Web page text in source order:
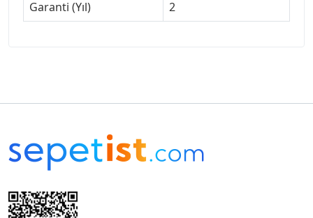
Garanti (Yıl)
2